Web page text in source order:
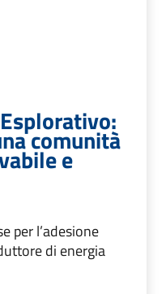
comunità
e
per l’adesione
di energia